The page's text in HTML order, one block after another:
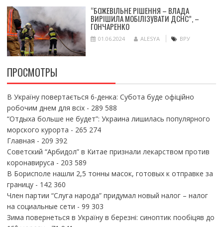
“БОЖЕВІЛЬНЕ РІШЕННЯ – ВЛАДА
ВИРІШИЛА МОБІЛІЗУВАТИ ДСНС”, –
ГОНЧАРЕНКО
01.06.2024 ALESYA ВРУ
ПРОСМОТРЫ
В Україну повертається 6-денка: Субота буде офіційно
робочим днем для всіх- 289 588
“Отдыха больше не будет”: Украина лишилась популярного
морского курорта - 265 274
Главная - 209 392
Советский “Арбидол” в Китае признали лекарством против
коронавируса - 203 589
В Борисполе нашли 2,5 тонны масок, готовых к отправке за
границу- 142 360
Член партии “Слуга народа” придумал новый налог – налог
на социальные сети - 99 303
Зима повернеться в Україну в березні: синоптик пообіцяв до